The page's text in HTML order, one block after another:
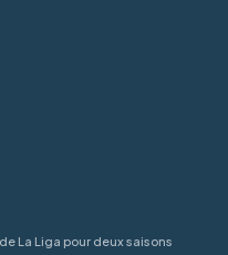
La Liga pour deux saisons